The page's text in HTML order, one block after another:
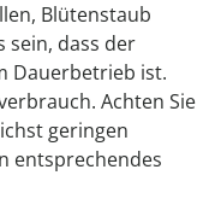
Blütenstaub
sein, dass der
Dauerbetrieb ist.
Achten Sie
geringen
entsprechendes